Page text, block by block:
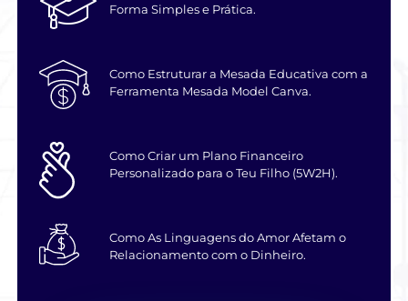
Forma Simples e Prática.
Como Estruturar a Mesada Educativa com a
Ferramenta Mesada Model Canva.
Como Criar um Plano Financeiro
Personalizado para o Teu Filho (5W2H).
Como As Linguagens do Amor Afetam o
Relacionamento com o Dinheiro.